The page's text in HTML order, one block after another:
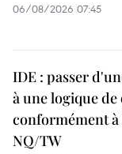
06/08/2026 07:45
IDE : passer
à une logique
conformément
NQ/TW